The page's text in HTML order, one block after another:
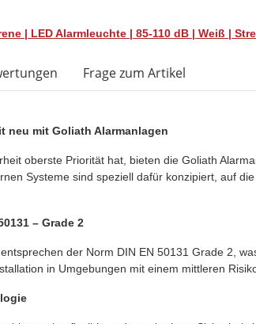
| LED Alarmleuchte | 85-110 dB | Weiß |
Frage zum Artikel
neu mit Goliath Alarmanlagen
oberste Priorität hat, bieten die Goliath
Systeme sind speziell dafür konzipiert, auf
– Grade 2
der Norm DIN EN 50131 Grade 2,
in Umgebungen mit einem mittleren